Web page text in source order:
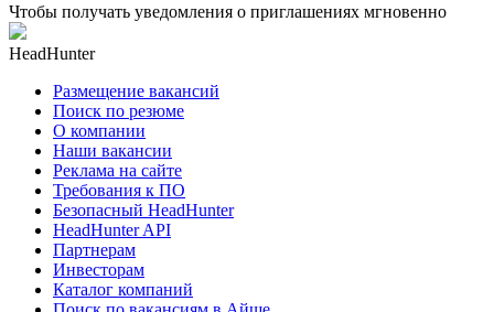
Чтобы получать уведомления о приглашениях мгновенно
HeadHunter
Размещение вакансий
Поиск по резюме
О компании
Наши вакансии
Реклама на сайте
Требования к ПО
Безопасный HeadHunter
HeadHunter API
Партнерам
Инвесторам
Каталог компаний